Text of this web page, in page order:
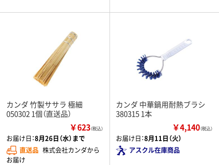
カンダ 竹製ササラ 極細
050302 1個（直送品）
￥623（税込）
お届け日：8月26日（水）まで
直送品 株式会社カンダから
お届け
カンダ 中華鍋用耐熱ブラシ
380315 1本
￥4,140（税込）
お届け日：8月11日（火）
アスクル在庫商品